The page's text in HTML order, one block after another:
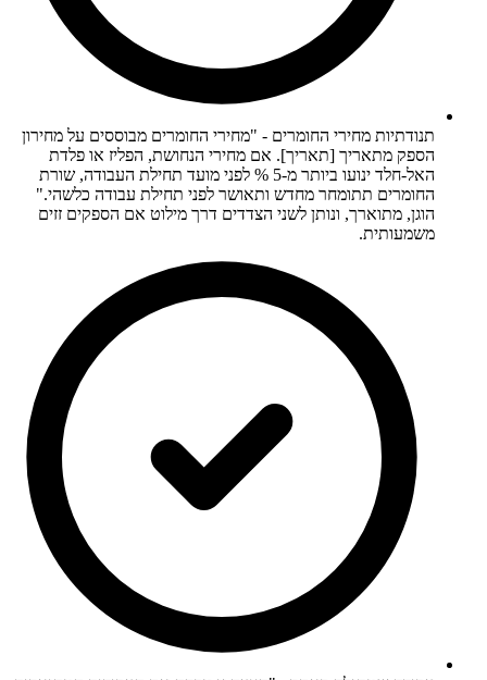
תנודתיות מחירי החומרים - "מחירי החומרים מבוססים על מחירון
הספק מתאריך [תאריך]. אם מחירי הנחושת, הפליז או פלדת
האל-חלד ינועו ביותר מ-5 % לפני מועד תחילת העבודה, שורת
החומרים תתומחר מחדש ותאושר לפני תחילת עבודה כלשהי."
הוגן, מתוארך, ונותן לשני הצדדים דרך מילוט אם הספקים זזים
משמעותית.